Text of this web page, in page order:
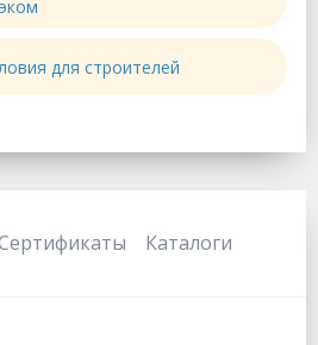
для строителей
Каталоги